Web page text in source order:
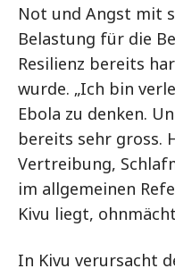
Not und Angst mit
Belastung für die
Resilienz bereits
wurde. „Ich bin
Ebola zu denken.
bereits sehr gross.
Vertreibung,
im allgemeinen
Kivu liegt,
In Kivu verursacht